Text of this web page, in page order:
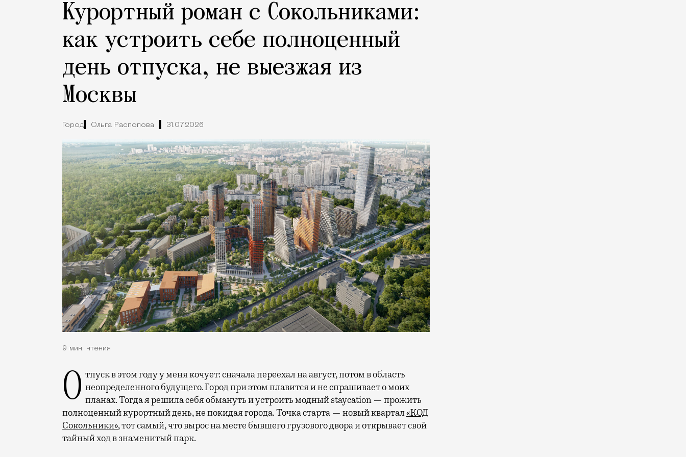
Курортный роман с Сокольниками:
как устроить себе полноценный
день отпуска, не выезжая из
Москвы
Город Ольга Распопова 31.07.2026
9 мин. чтения
Отпуск в этом году у меня кочует: сначала переехал на август, потом в область неопределенного будущего. Город при этом плавится и не спрашивает о моих
планах. Тогда я решила себя обмануть и устроить модный staycation — прожить
полноценный курортный день, не покидая города. Точка старта — новый квартал«КОД
Сокольники», тот самый, что вырос на месте бывшего грузового двора и открывает свой
тайный ход в знаменитый парк.